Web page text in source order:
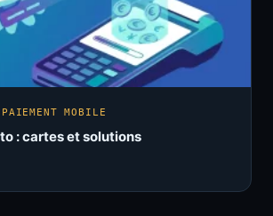
MOBILE
: cartes et solutions